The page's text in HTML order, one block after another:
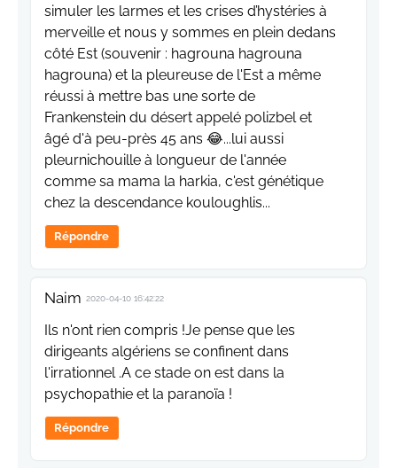
simuler les larmes et les crises d’hystéries à
merveille et nous y sommes en plein dedans
côté Est (souvenir : hagrouna hagrouna
hagrouna) et la pleureuse de l'Est a même
réussi à mettre bas une sorte de
Frankenstein du désert appelé polizbel et
âgé d'à peu-près 45 ans 😂...lui aussi
pleurnichouille à longueur de l'année
comme sa mama la harkia, c'est génétique
chez la descendance kouloughlis...
Répondre
Naim 2020-04-10 16:42:22
Ils n'ont rien compris !Je pense que les
dirigeants algériens se confinent dans
l'irrationnel .A ce stade on est dans la
psychopathie et la paranoïa !
Répondre